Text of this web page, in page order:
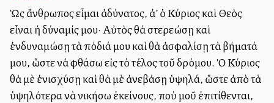
Ὡς ἄνθρωπος εἶμαι ἀδύνατος, ἀλλ’ ὁ Κύριος καὶ Θεὸς
εἶναι ἡ δύναμίς μου· Αὐτὸς θὰ στερεώσῃ καὶ
ἐνδυναμώσῃ τὰ πόδιά μου καὶ θὰ ἀσφαλίσῃ τὰ βήματά
μου, ὥστε νὰ φθάσω εἰς τὸ τέλος τοῦ δρόμου. Ὁ Κύριος
θὰ μὲ ἐνισχύσῃ καὶ θὰ μὲ ἀνεβάσῃ ὑψηλά, ὥστε ἀπὸ τὰ
ὑψηλότερα νὰ νικήσω ἐκείνους, ποὺ μοῦ ἐπιτίθενται,